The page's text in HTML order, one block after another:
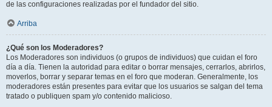
de las configuraciones realizadas por el fundador del sitio.
Arriba
¿Qué son los Moderadores?
Los Moderadores son individuos (o grupos de individuos) que cuidan el foro
día a día. Tienen la autoridad para editar o borrar mensajes, cerrarlos, abrirlos,
moverlos, borrar y separar temas en el foro que moderan. Generalmente, los
moderadores están presentes para evitar que los usuarios se salgan del tema
tratado o publiquen spam y/o contenido malicioso.